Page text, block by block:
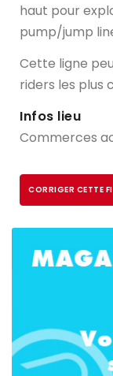
haut pour
pump/jump
Cette ligne
riders les plus
Infos lieu
Commerces
CORRIGER CETTE